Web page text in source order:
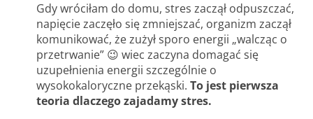
Gdy wróciłam do domu, stres zaczął odpuszczać,
napięcie zaczęło się zmniejszać, organizm zaczął
komunikować, że zużył sporo energii „walcząc o
przetrwanie” 😉 wiec zaczyna domagać się
uzupełnienia energii szczególnie o
wysokokaloryczne przekąski.To jest pierwsza
teoria dlaczego zajadamy stres.